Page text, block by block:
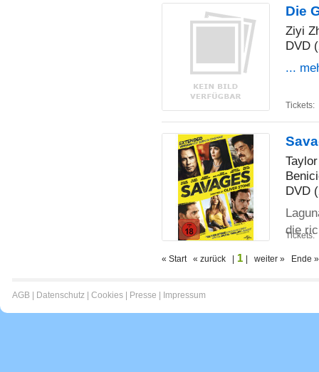
Die
Ziyi
DVD
...
Tickets:
DVD
die
Tickets:
« Start « zurück | 1 | weiter » Ende »
AGB Datenschutz Cookies Presse Impressum